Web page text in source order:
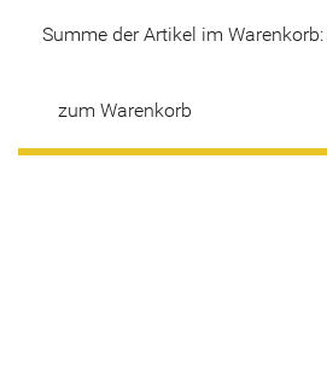
Summe der Artikel im Warenkorb:
zum Warenkorb